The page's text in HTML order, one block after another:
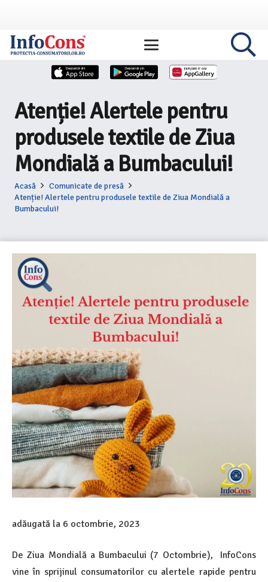
Atenție! Alertele pentru
produsele textile de Ziua
Mondială a Bumbacului!
Acasă
Comunicate de presă
Atenție! Alertele pentru produsele textile de Ziua Mondială a
Bumbacului!
adăugată la 6 octombrie, 2023
De Ziua Mondială a Bumbacului (7 Octombrie), InfoCons
vine în sprijinul consumatorilor cu alertele rapide pentru